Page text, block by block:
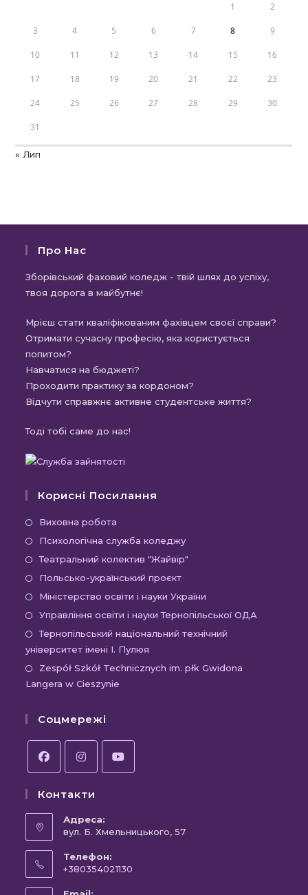
1 2
3 4 5 6 7 8 9
10 11 12 13 14 15 16
17 18 19 20 21 22 23
24 25 26 27 28 29 30
31
« Лип
Про Нас
Зборівський фаховий коледж - твій шлях до успіху,
твоя дорога в майбутнє!
Мрієш стати кваліфікованим фахівцем своєї справи?
Отримати сучасну професію, яка користується
попитом?
Навчатися на бюджеті?
Проходити практику за кордоном?
Відчути справжнє активне студентське життя?
Тоді тобі саме до нас!
Корисні Посилання
Виховна робота
в
новій
вкладці
Психологічна служба коледжуВідкриється
в
вкладці
Театральний колектив "Жайвір"
новій
вкладці
Польсько-український проєктВідкриється
в
новій
вкладці
Міністерство освіти і науки України
в
новій
Управління освіти і науки Тернопільської ОДА
Тернопільський національний технічний
університет імені І. Пулюя
Zespół Szkół Technicznych im. płk Gwidona
Langera w Cieszynie
Соцмережі
в
новій
вкладці
в
новій
вкладці
новій
вкладці
Контакти
Адреса:
вул. Б. Хмельницького, 57
Телефон:
+380354021130